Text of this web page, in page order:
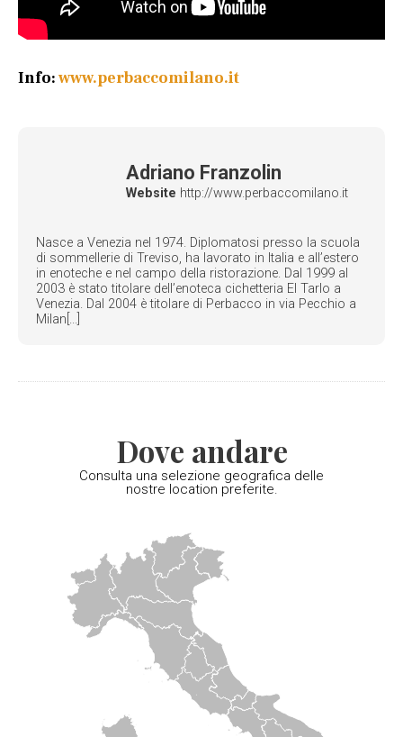
Info:www.perbaccomilano.it
Adriano Franzolin
Website http://www.perbaccomilano.it
Nasce a Venezia nel 1974. Diplomatosi presso la scuola
di sommellerie di Treviso, ha lavorato in Italia e all’estero
in enoteche e nel campo della ristorazione. Dal 1999 al
2003 è stato titolare dell’enoteca cichetteria El Tarlo a
Venezia. Dal 2004 è titolare di Perbacco in via Pecchio a
Milan[...]
Dove andare
Consulta una selezione geografica delle
nostre location preferite.